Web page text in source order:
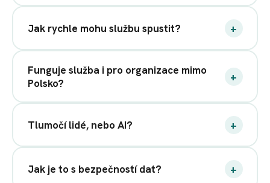
Jak rychle mohu službu spustit? +
Funguje služba i pro organizace mimo
Polsko?
+
Tlumočí lidé, nebo AI? +
Jak je to s bezpečností dat? +